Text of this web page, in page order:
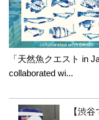
「天然魚クエスト in
collaborated wi...
【渋